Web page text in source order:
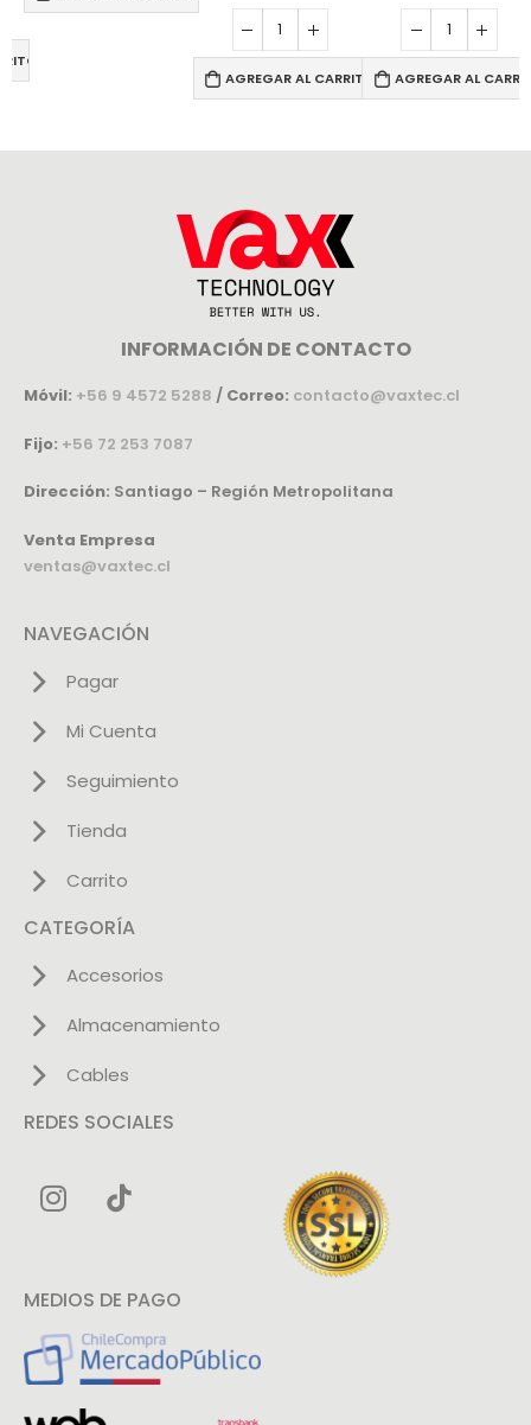
AGREGAR AL CARRITO AGREGAR AL
INFORMACIÓN DE CONTACTO
Móvil: +56 9 4572 5288 / Correo: contacto@vaxtec.cl
Fijo: +56 72 253 7087
Dirección: Santiago – Región Metropolitana
Venta Empresa
ventas@vaxtec.cl
NAVEGACIÓN
Pagar
Mi Cuenta
Seguimiento
Tienda
Carrito
CATEGORÍA
Accesorios
Almacenamiento
Cables
REDES SOCIALES
MEDIOS DE PAGO